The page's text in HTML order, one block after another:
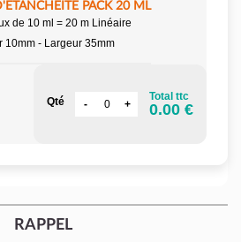
PACK 20 ML
de 10 ml = 20 m Linéaire
10mm - Largeur 35mm
Qté Total ttc
0.00 €
RAPPEL